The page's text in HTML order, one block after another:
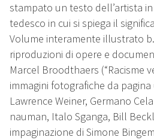
stampato un testo dell’artista
tedesco in cui si spiega il
Volume interamente illustrato
riproduzioni di opere e
Marcel Broodthaers (“Racisme
immagini fotografiche da pagina
Lawrence Weiner, Germano
nauman, Italo Sganga, Bill
impaginazione di Simone